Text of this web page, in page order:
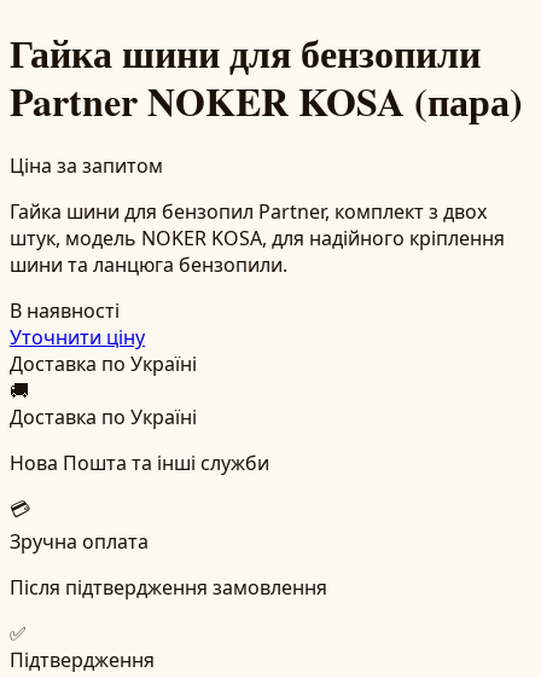
Гайка шини для бензопили
Partner NOKER KOSA (пара)
Ціна за запитом
Гайка шини для бензопил Partner, комплект з двох
штук, модель NOKER KOSA, для надійного кріплення
шини та ланцюга бензопили.
В наявності
Уточнити ціну
Доставка по Україні
🚚
Доставка по Україні
Нова Пошта та інші служби
💳
Зручна оплата
Після підтвердження замовлення
✅
Підтвердження